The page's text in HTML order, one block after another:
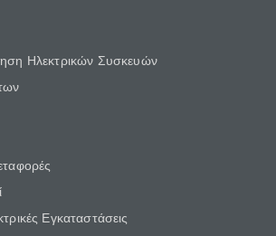
Ηλεκτρικών Συσκευών
Εγκαταστάσεις